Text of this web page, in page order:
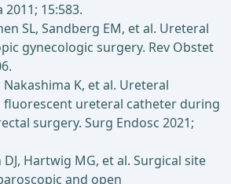
15:583.
SL, Sandberg EM, et al. Ureteral
gynecologic surgery. Rev Obstet
Nakashima K, et al. Ureteral
fluorescent ureteral catheter during
surgery. Surg Endosc 2021;
DJ, Hartwig MG, et al. Surgical site
and open